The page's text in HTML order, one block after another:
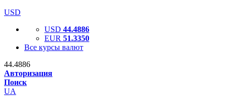
USD
USD 44.4886
EUR 51.3350
Все курсы валют
44.4886
Авторизация
Поиск
UA